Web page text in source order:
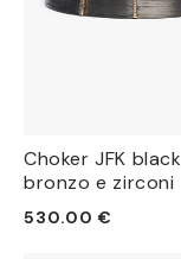
Choker JFK black
bronzo e zirconi
Prezzo
530.00 €